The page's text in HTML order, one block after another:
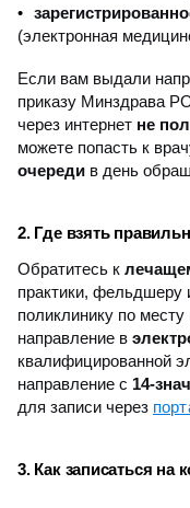
(электронная
Если вам выдали
приказу Минздрава
через интернет не
можете попасть к
очереди в день
2. Где взять
Обратитесь к
практики, фельдшеру
поликлинику по
направление в
квалифицированной
направление с 14-
для записи через
3. Как записаться